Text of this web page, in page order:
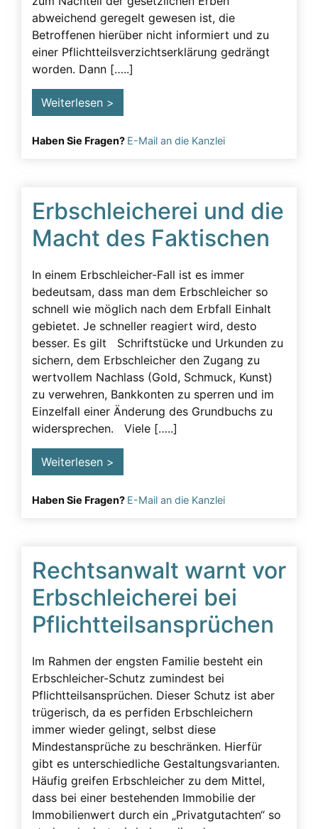
abweichend geregelt gewesen ist, die
Betroffenen hierüber nicht informiert und zu
einer Pflichtteilsverzichtserklärung gedrängt
worden. Dann […..]
Weiterlesen >
Haben Sie Fragen? E-Mail an die Kanzlei
Erbschleicherei und die
Macht des Faktischen
In einem Erbschleicher-Fall ist es immer
bedeutsam, dass man dem Erbschleicher so
schnell wie möglich nach dem Erbfall Einhalt
gebietet. Je schneller reagiert wird, desto
besser. Es gilt Schriftstücke und Urkunden zu
sichern, dem Erbschleicher den Zugang zu
wertvollem Nachlass (Gold, Schmuck, Kunst)
zu verwehren, Bankkonten zu sperren und im
Einzelfall einer Änderung des Grundbuchs zu
widersprechen. Viele […..]
Weiterlesen >
Haben Sie Fragen? E-Mail an die Kanzlei
Rechtsanwalt warnt vor
Erbschleicherei bei
Pflichtteilsansprüchen
Im Rahmen der engsten Familie besteht ein
Erbschleicher-Schutz zumindest bei
Pflichtteilsansprüchen. Dieser Schutz ist aber
trügerisch, da es perfiden Erbschleichern
immer wieder gelingt, selbst diese
Mindestansprüche zu beschränken. Hierfür
gibt es unterschiedliche Gestaltungsvarianten.
Häufig greifen Erbschleicher zu dem Mittel,
dass bei einer bestehenden Immobilie der
Immobilienwert durch ein „Privatgutachten“ so